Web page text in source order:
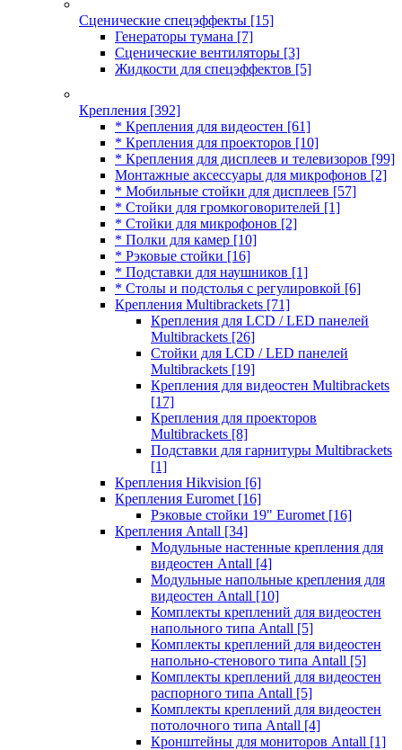
Сценические спецэффекты [15]
Генераторы тумана [7]
Сценические вентиляторы [3]
Жидкости для спецэффектов [5]
Крепления [392]
* Крепления для видеостен [61]
* Крепления для проекторов [10]
* Крепления для дисплеев и телевизоров [99]
Монтажные аксессуары для микрофонов [2]
* Мобильные стойки для дисплеев [57]
* Стойки для громкоговорителей [1]
* Стойки для микрофонов [2]
* Полки для камер [10]
* Рэковые стойки [16]
* Подставки для наушников [1]
* Столы и подстолья с регулировкой [6]
Крепления Multibrackets [71]
Крепления для LCD / LED панелей
Multibrackets [26]
Стойки для LCD / LED панелей
Multibrackets [19]
Крепления для видеостен Multibrackets
[17]
Крепления для проекторов
Multibrackets [8]
Подставки для гарнитуры Multibrackets
[1]
Крепления Hikvision [6]
Крепления Euromet [16]
Рэковые стойки 19" Euromet [16]
Крепления Antall [34]
Модульные настенные крепления для
видеостен Antall [4]
Модульные напольные крепления для
видеостен Antall [10]
Комплекты креплений для видеостен
напольного типа Antall [5]
Комплекты креплений для видеостен
напольно-стенового типа Antall [5]
Комплекты креплений для видеостен
распорного типа Antall [5]
Комплекты креплений для видеостен
потолочного типа Antall [4]
Кронштейны для мониторов Antall [1]